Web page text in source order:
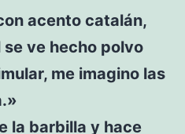
acento catalán,
ve hecho polvo
me imagino las
la barbilla y hace